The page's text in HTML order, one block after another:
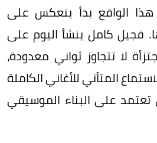
الواقع بدأ ينعكس على
فجيل كامل ينشأ اليوم على
لا تتجاوز ثواني معدودة،
المتأني للأغاني الكاملة
تعتمد على البناء الموسيقي